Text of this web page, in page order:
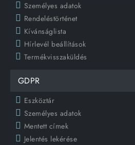
Személyes adatok
Rendeléstörténet
Kívánságlista
Hírlevél beállítások
Termékvisszaküldés
GDPR
Eszköztár
Személyes adatok
Mentett címek
Jelentés lekérése